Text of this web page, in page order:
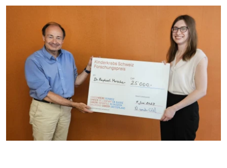
Survivorship
Plateforme d'info
Faire un don
DE EN IT